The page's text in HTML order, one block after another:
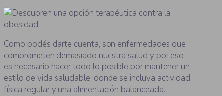
Como podés darte cuenta, son enfermedades que
comprometen demasiado nuestra salud y por eso
es necesario hacer todo lo posible por mantener un
estilo de vida saludable, donde se incluya actividad
física regular y una alimentación balanceada.